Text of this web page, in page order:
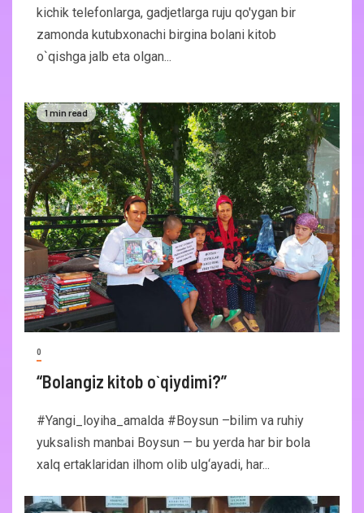
kichik telefonlarga, gadjetlarga ruju qo'ygan bir
zamonda kutubxonachi birgina bolani kitob
o`qishga jalb eta olgan...
1 min read
0
“Bolangiz kitob o`qiydimi?”
#Yangi_loyiha_amalda #Boysun –bilim va ruhiy
yuksalish manbai Boysun — bu yerda har bir bola
xalq ertaklaridan ilhom olib ulg‘ayadi, har...